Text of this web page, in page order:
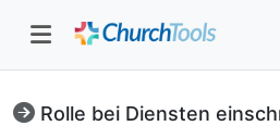
Rolle bei Diensten